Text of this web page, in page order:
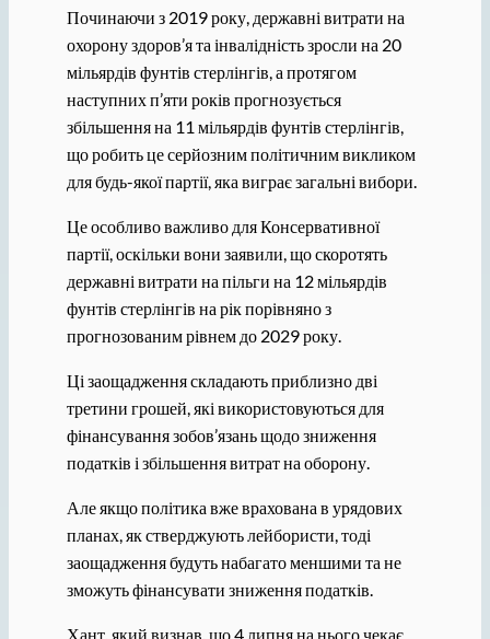
Починаючи з 2019 року, державні витрати на
охорону здоров’я та інвалідність зросли на 20
мільярдів фунтів стерлінгів, а протягом
наступних п’яти років прогнозується
збільшення на 11 мільярдів фунтів стерлінгів,
що робить це серйозним політичним викликом
для будь-якої партії, яка виграє загальні вибори.
Це особливо важливо для Консервативної
партії, оскільки вони заявили, що скоротять
державні витрати на пільги на 12 мільярдів
фунтів стерлінгів на рік порівняно з
прогнозованим рівнем до 2029 року.
Ці заощадження складають приблизно дві
третини грошей, які використовуються для
фінансування зобов’язань щодо зниження
податків і збільшення витрат на оборону.
Але якщо політика вже врахована в урядових
планах, як стверджують лейбористи, тоді
заощадження будуть набагато меншими та не
зможуть фінансувати зниження податків.
Хант, який визнав, що 4 липня на нього чекає